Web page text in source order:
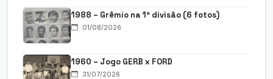
1988 – Grêmio na 1ª divisão (6 fotos)
01/08/2026
1960 – Jogo GERB x FORD
31/07/2026